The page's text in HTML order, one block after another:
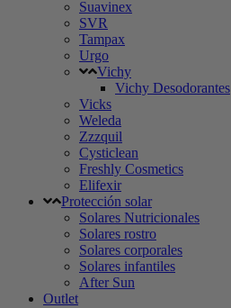
Suavinex
SVR
Tampax
Urgo
Vichy
Vichy Desodorantes
Vicks
Weleda
Zzzquil
Cysticlean
Freshly Cosmetics
Elifexir
Protección solar
Solares Nutricionales
Solares rostro
Solares corporales
Solares infantiles
After Sun
Outlet